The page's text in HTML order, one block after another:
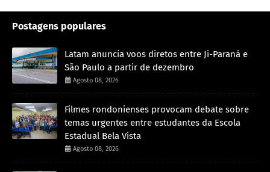
Postagens populares
Latam anuncia voos diretos entre Ji-Paraná e
São Paulo a partir de dezembro
Agosto 08, 2026
Filmes rondonienses provocam debate sobre
temas urgentes entre estudantes da Escola
Estadual Bela Vista
Agosto 08, 2026